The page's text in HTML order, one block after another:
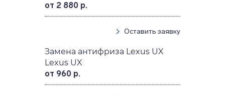
от 2 880 р.
Оставить заявку
Замена антифриза Lexus UX
Lexus UX
от 960 р.